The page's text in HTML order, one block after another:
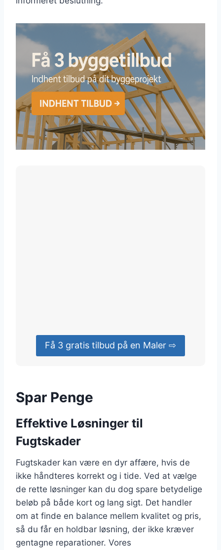
Få 3 gratis tilbud på en Maler ⇨
Spar Penge
Effektive Løsninger til
Fugtskader
Fugtskader kan være en dyr affære, hvis de
ikke håndteres korrekt og i tide. Ved at vælge
de rette løsninger kan du dog spare betydelige
beløb på både kort og lang sigt. Det handler
om at finde en balance mellem kvalitet og pris,
så du får en holdbar løsning, der ikke kræver
gentagne reparationer. Vores